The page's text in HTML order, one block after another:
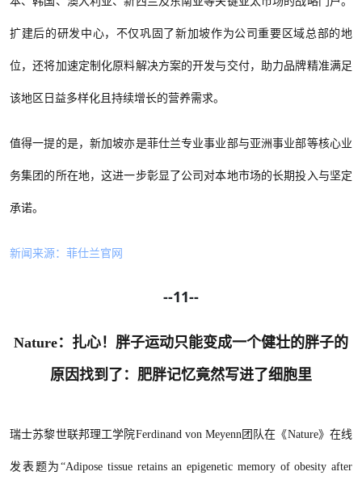
扩建后的研发中心，不仅巩固了新加坡作为公司重要区域总部的地
位，还将加速定制化原料解决方案的开发与交付，助力品牌精准满足
该地区日益多样化且持续增长的营养需求。
值得一提的是，新加坡亦是菲仕兰专业事业部与亚洲事业部等核心业
务集团的所在地，这进一步彰显了公司对本地市场的长期投入与坚定
承诺。
新闻来源：菲仕兰官网
--11--
Nature：扎心！胖子运动只能变成一个健壮的胖子的
原因找到了：肥胖记忆竟然写进了细胞里
瑞士苏黎世联邦理工学院Ferdinand von Meyenn团队在《Nature》在线
发表题为“Adipose tissue retains an epigenetic memory of obesity after